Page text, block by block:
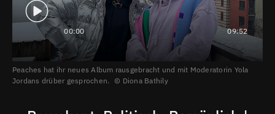
00:00 09:52
Peaches hat ihr neues Album rausgebracht und mit Moderatorin Yola
Jordans drüber gesprochen.
Diona Bathily